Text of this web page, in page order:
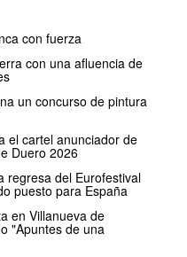
con fuerza
con una afluencia de
un concurso de pintura
el cartel anunciador de
Duero 2026
regresa del Eurofestival
puesto para España
en Villanueva de
"Apuntes de una